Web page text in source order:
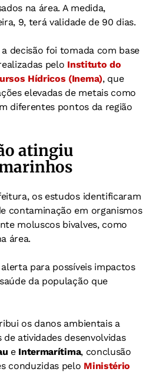
na área. A medida,
9, terá validade de 90 dias.
decisão foi tomada com base
pelo Instituto do
Hídricos (Inema), que
elevadas de metais como
diferentes pontos da região
atingiu
os estudos identificaram
contaminação em organismos
moluscos bivalves, como
área.
para possíveis impactos
da população que
os danos ambientais a
atividades desenvolvidas
e Intermarítima, conclusão
conduzidas pelo Ministério